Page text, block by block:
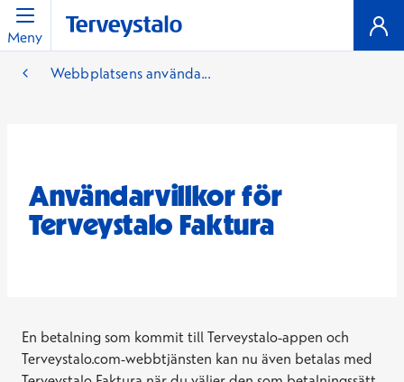
Meny
Webbplatsens använda...
Användarvillkor för
Terveystalo Faktura
En betalning som kommit till Terveystalo-appen och
Terveystalo.com-webbtjänsten kan nu även betalas med